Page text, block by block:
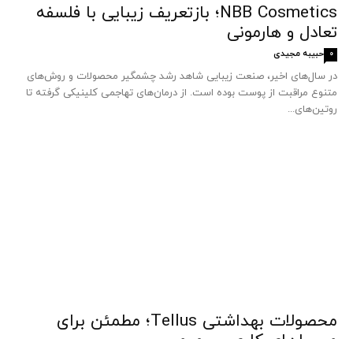
NBB Cosmetics؛ بازتعریف زیبایی با فلسفه
تعادل و هارمونی
حبیبه مجیدی 0
در سال‌های اخیر، صنعت زیبایی شاهد رشد چشمگیر محصولات و روش‌های
متنوع مراقبت از پوست بوده است. از درمان‌های تهاجمی کلینیکی گرفته تا
روتین‌های...
محصولات بهداشتی Tellus؛ مطمئن برای